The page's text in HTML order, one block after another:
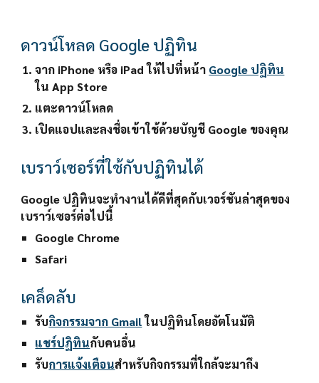
ดาวน์โหลด Google ปฏิทิน
จาก iPhone หรือ iPad ให้ไปที่หน้า Google ปฏิทิน
ใน App Store
แตะดาวน์โหลด
เปิดแอปและลงชื่อเข้าใช้ด้วยบัญชี Google ของคุณ
เบราว์เซอร์ที่ใช้กับปฏิทินได้
Google ปฏิทินจะทำงานได้ดีที่สุดกับเวอร์ชันล่าสุดของ
เบราว์เซอร์ต่อไปนี้
Google Chrome
Safari
เคล็ดลับ
รับกิจกรรมจาก Gmail ในปฏิทินโดยอัตโนมัติ
แชร์ปฏิทินกับคนอื่น
รับการแจ้งเตือนสำหรับกิจกรรมที่ใกล้จะมาถึง